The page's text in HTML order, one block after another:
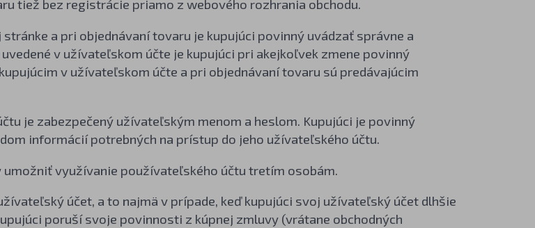
tiež bez registrácie priamo z webového rozhrania obchodu.
a pri objednávaní tovaru je kupujúci povinný uvádzať správne a
v užívateľskom účte je kupujúci pri akejkoľvek zmene povinný
v užívateľskom účte a pri objednávaní tovaru sú predávajúcim
je zabezpečený užívateľským menom a heslom. Kupujúci je povinný
informácií potrebných na prístup do jeho užívateľského účtu.
umožniť využívanie používateľského účtu tretím osobám.
účet, a to najmä v prípade, keď kupujúci svoj užívateľský účet dlhšie
poruší svoje povinnosti z kúpnej zmluvy (vrátane obchodných